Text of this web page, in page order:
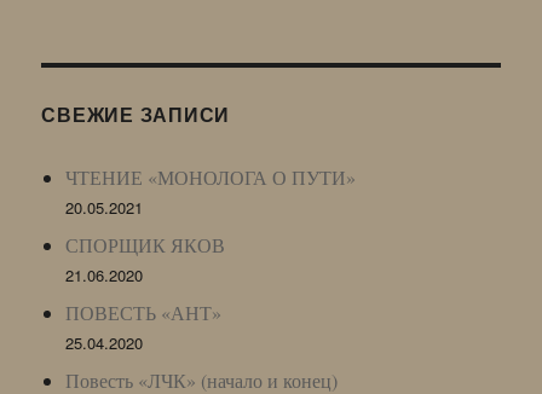
LJ
СВЕЖИЕ ЗАПИСИ
ЧТЕНИЕ «МОНОЛОГА О ПУТИ»
20.05.2021
СПОРЩИК ЯКОВ
21.06.2020
ПОВЕСТЬ «АНТ»
25.04.2020
Повесть «ЛЧК» (начало и конец)